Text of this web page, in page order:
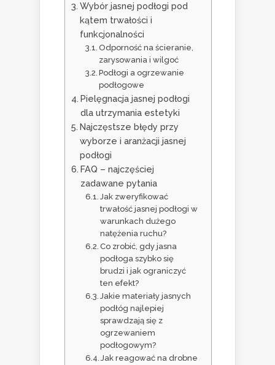
Wybór jasnej podłogi pod
kątem trwałości i
funkcjonalności
Odporność na ścieranie,
zarysowania i wilgoć
Podłogi a ogrzewanie
podłogowe
Pielęgnacja jasnej podłogi
dla utrzymania estetyki
Najczęstsze błędy przy
wyborze i aranżacji jasnej
podłogi
FAQ – najczęściej
zadawane pytania
Jak zweryfikować
trwałość jasnej podłogi w
warunkach dużego
natężenia ruchu?
Co zrobić, gdy jasna
podłoga szybko się
brudzi i jak ograniczyć
ten efekt?
Jakie materiały jasnych
podłóg najlepiej
sprawdzają się z
ogrzewaniem
podłogowym?
Jak reagować na drobne